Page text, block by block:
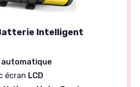
Intelligent
automatique
écran LCD